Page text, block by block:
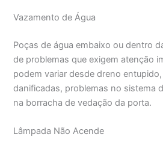
Vazamento de Água
Poças de água embaixo ou dentro
de problemas que exigem atenção
podem variar desde dreno
danificadas, problemas no sistema
na borracha de vedação da porta.
Lâmpada Não Acende